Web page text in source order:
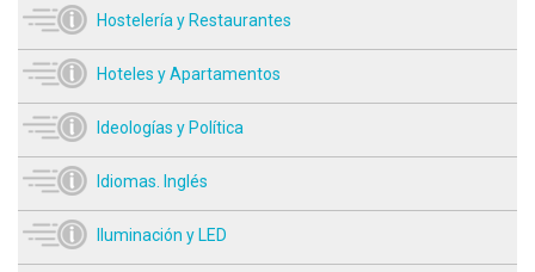
Hostelería y Restaurantes
Hoteles y Apartamentos
Ideologías y Política
Idiomas. Inglés
Iluminación y LED